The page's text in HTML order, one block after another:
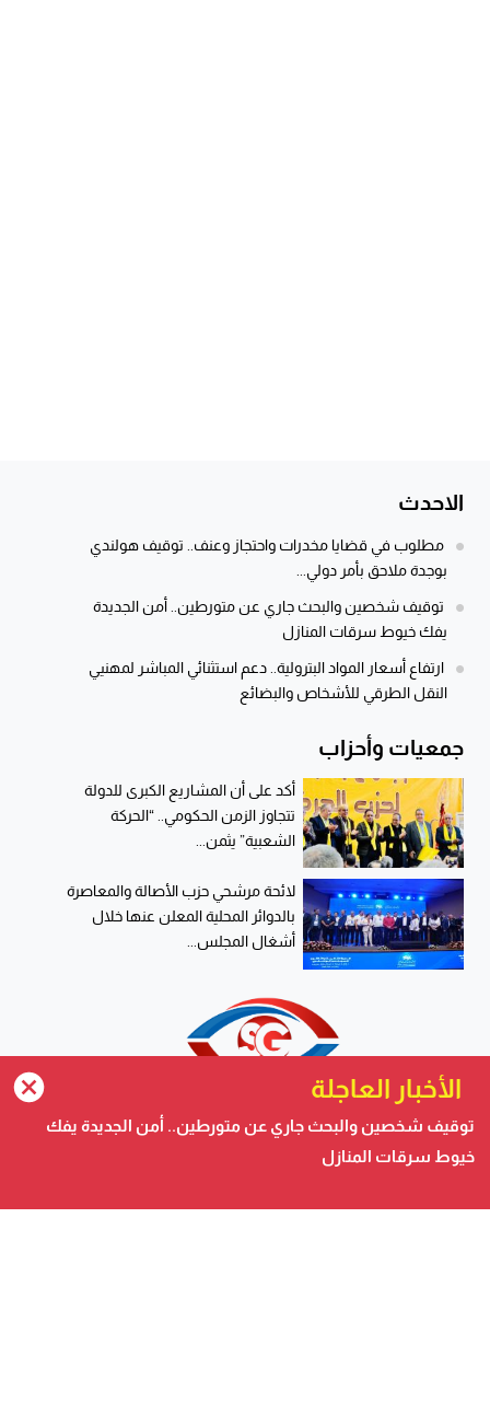
الاحدث
مطلوب في قضايا مخدرات واحتجاز وعنف.. توقيف هولندي
بوجدة ملاحق بأمر دولي...
توقيف شخصين والبحث جاري عن متورطين.. أمن الجديدة
يفك خيوط سرقات المنازل
ارتفاع أسعار المواد البترولية.. دعم استثنائي المباشر لمهنيي
النقل الطرقي للأشخاص والبضائع
جمعيات وأحزاب
أكد على أن المشاريع الكبرى للدولة
تتجاوز الزمن الحكومي.. “الحركة
الشعبية” يثمن...
لائحة مرشحي حزب الأصالة والمعاصرة
بالدوائر المحلية المعلن عنها خلال
أشغال المجلس...
صحيفة الكترونية متجددة على مدار الساعة تصدر عن شركة
الأخبار العاجلة
توقيف شخصين والبحث جاري عن متورطين.. أمن الجديدة يفك
خيوط سرقات المنازل